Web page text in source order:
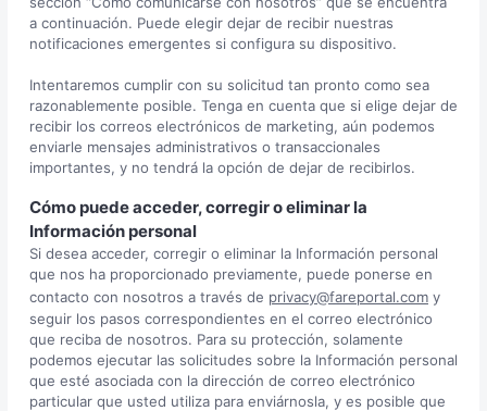
a continuación. Puede elegir dejar de recibir nuestras
notificaciones emergentes si configura su dispositivo.
Intentaremos cumplir con su solicitud tan pronto como sea
razonablemente posible. Tenga en cuenta que si elige dejar de
recibir los correos electrónicos de marketing, aún podemos
enviarle mensajes administrativos o transaccionales
importantes, y no tendrá la opción de dejar de recibirlos.
Cómo puede acceder, corregir o eliminar la
Información personal
Si desea acceder, corregir o eliminar la Información personal
que nos ha proporcionado previamente, puede ponerse en
contacto con nosotros a través de privacy@fareportal.com y
seguir los pasos correspondientes en el correo electrónico
que reciba de nosotros. Para su protección, solamente
podemos ejecutar las solicitudes sobre la Información personal
que esté asociada con la dirección de correo electrónico
particular que usted utiliza para enviárnosla, y es posible que